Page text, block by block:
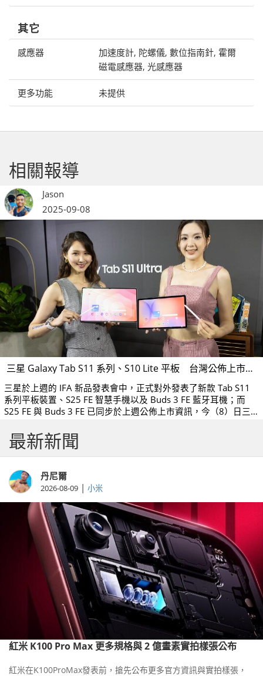
其它
感應器
加速度計, 陀螺儀, 數位指南針, 霍爾
磁電感應器, 光感應器
更多功能 未提供
相關報導
Jason
2025-09-08
三星 Galaxy Tab S11 系列、S10 Lite 平板 台灣公佈上市時間與售價
三星於上週的 IFA 新品發表會中，正式對外發表了新款 Tab S11
系列平板裝置、S25 FE 智慧手機以及 Buds 3 FE 藍牙耳機；而
S25 FE 與 Buds 3 FE 已同步於上週公佈上市資訊，今（8）日三
Lite 平板，S11 系列售價 23,990 元起、S10 Lite 售價 11,900 元
起。
最新新聞
丹尼爾
2026-08-09 | 小米
紅米 K100 Pro Max 更多規格與 2 億畫素實拍樣張公布
紅米在K100ProMax發表前，搶先公布更多官方資訊與實拍樣張，